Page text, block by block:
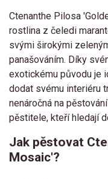
Ctenanthe Pilosa
rostlina z čeledi
svými širokými
panašováním. Díky
exotickému původu je
dodat svému interiéru
nenáročná na
pěstitele, kteří hledají
Jak pěstovat
Mosaic'?